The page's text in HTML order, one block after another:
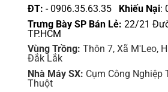
phẩm
ĐT: - 0906.35.63.35 Khiếu Nại:
Trưng Bày SP Bán Lẻ: 22/21
TP.HCM
Vùng Trồng: Thôn 7, Xã M'Leo,
Đắk Lắk
Nhà Máy SX: Cụm Công Nghiệp
Thuột